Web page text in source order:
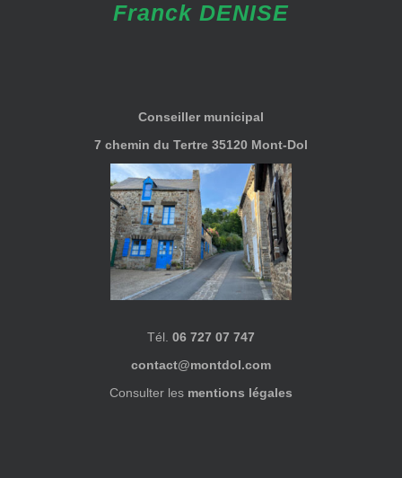
Franck DENISE
Conseiller municipal
7 chemin du Tertre 35120 Mont-Dol
Tél. 06 727 07 747
contact@montdol.com
Consulter les mentions légales